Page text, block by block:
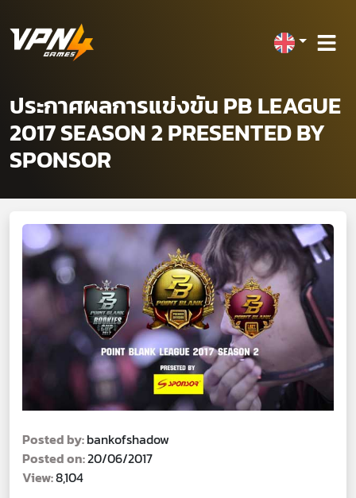
ประกาศผลการแข่งขัน PB LEAGUE
2017 SEASON 2 PRESENTED BY
SPONSOR
Posted by:bankofshadow
Posted on:20/06/2017
View:8,104